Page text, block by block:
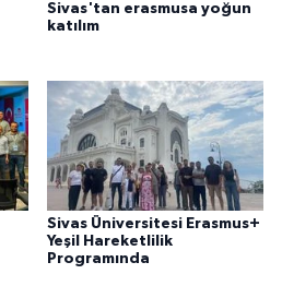
Sivas'tan erasmusa yoğun
katılım
Sivas Üniversitesi Erasmus+
Yeşil Hareketlilik
Programında